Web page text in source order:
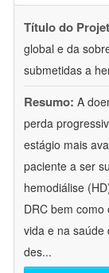
Título do
global e da
submetidas a
Resumo: A
perda
estágio mais
paciente a ser
hemodiálise
DRC bem
vida e na saúde
des...